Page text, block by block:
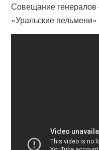
Совещание
«Уральские